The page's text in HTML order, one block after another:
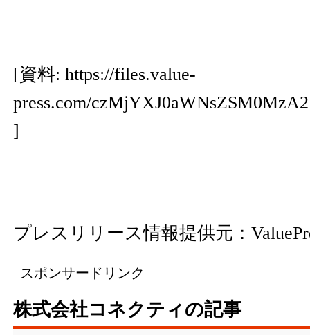
[資料: https://files.value-
press.com/
]
プレスリリース情報提供元：
スポンサードリンク
株式会社コネクティの記事